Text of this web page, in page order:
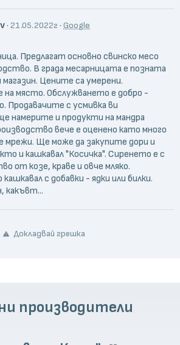
· 21.05.2022г · Google
Предлагат основно свинско месо
В града месарницата е позната
магазин. Цените са умерени.
на място. Обслужването е добро -
Продавачите с усмивка ви
намерите и продукти на мандра
вече е оценено като много
мрежи. Ще може да закупите дори и
и кашкавал "Косичка". Сиренето е с
от козе, краве и овче мляко.
с добавки - ядки или билки.
какъвт...
Докладвай грешка
производители